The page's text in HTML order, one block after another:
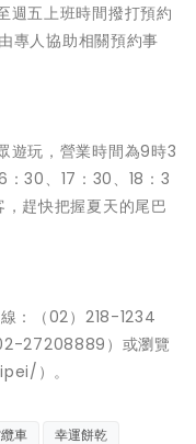
週五上班時間撥打預約
人協助相關預約事
遊玩，營業時間為9時3
：30、17：30、18：3
趕快把握夏天的尾巴
：（02）218-1234
27208889）或瀏覽
）。
車 幸運餅乾